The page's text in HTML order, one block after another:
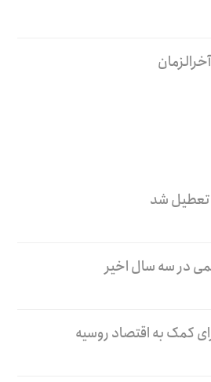
تعطیل شد
کمک به اقتصاد روسیه